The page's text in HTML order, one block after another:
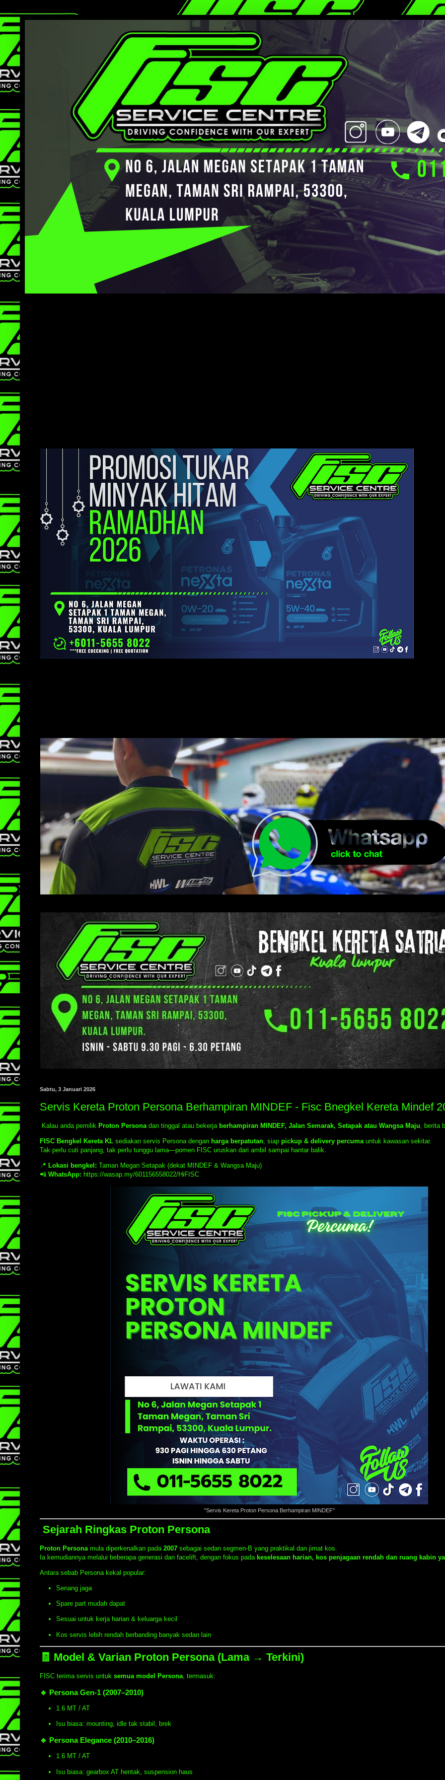
Sabtu, 3 Januari 2026
Servis Kereta Proton Persona Berhampiran MINDEF - Fisc Bnegkel Kereta Mindef
Kalau anda pemilik Proton Persona dan tinggal atau bekerja berhampiran MINDEF, Jalan Semarak, Setapak atau Wangsa Maju , berita
FISC Bengkel Kereta KL sediakan servis Persona dengan harga berpatutan , siap pickup & delivery percuma untuk kawasan sekitar.
Tak perlu cuti panjang, tak perlu tunggu lama—pomen FISC uruskan dari ambil sampai hantar balik.
📍 Lokasi bengkel: Taman Megan Setapak (dekat MINDEF & Wangsa Maju)
📲 WhatsApp: https://wasap.my/601156558022/HiFISC
"Servis Kereta Proton Persona Berhampiran MINDEF"
Sejarah Ringkas Proton Persona
Proton Persona mula diperkenalkan pada 2007 sebagai sedan segmen-B yang praktikal dan jimat kos.
Ia kemudiannya melalui beberapa generasi dan facelift, dengan fokus pada keselesaan harian, kos penjagaan rendah dan ruang kabin
Antara sebab Persona kekal popular:
Senang jaga
Spare part mudah dapat
Sesuai untuk kerja harian & keluarga kecil
Kos servis lebih rendah berbanding banyak sedan lain
🧾 Model & Varian Proton Persona (Lama → Terkini)
FISC terima servis untuk semua model Persona , termasuk:
🔹 Persona Gen-1 (2007–2010)
1.6 MT / AT
Isu biasa: mounting, idle tak stabil, brek
🔹 Persona Elegance (2010–2016)
1.6 MT / AT
Isu biasa: gearbox AT hentak, suspension haus